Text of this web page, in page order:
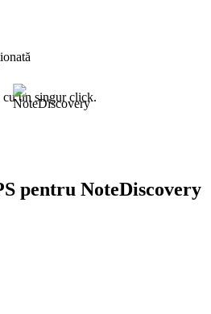
pentru NoteDiscovery